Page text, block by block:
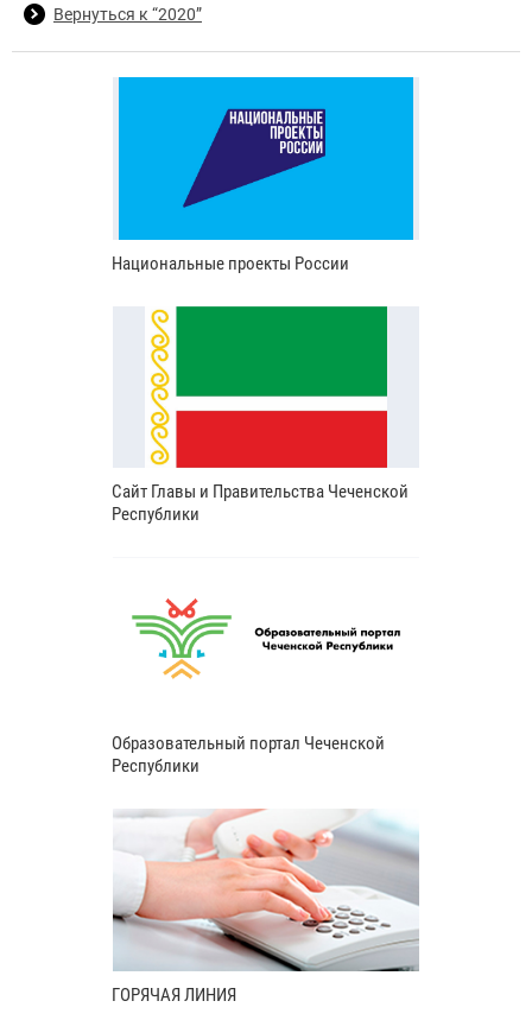
Вернуться к “2020”
Национальные проекты России
Сайт Главы и Правительства Чеченской
Республики
Образовательный портал Чеченской
Республики
ГОРЯЧАЯ ЛИНИЯ